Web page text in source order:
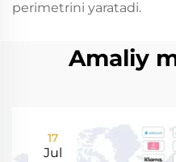
perimetrini yaratadi.
Amaliy
17
Jul